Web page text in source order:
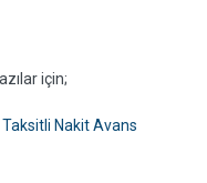
için;
Taksitli Nakit Avans